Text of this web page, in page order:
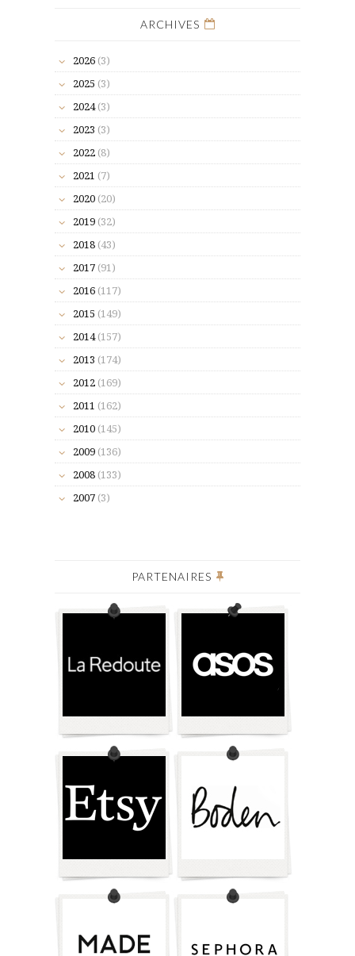
ARCHIVES
2026 (3)
2025 (3)
2024(3)
2023 (3)
2022 (8)
2021 (7)
2020 (20)
2019 (32)
2018 (43)
2017 (91)
2016 (117)
2015 (149)
2014(157)
2013 (174)
2012 (169)
2011 (162)
2010 (145)
2009 (136)
2008 (133)
2007 (3)
PARTENAIRES